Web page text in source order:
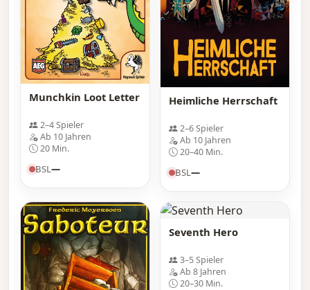
Munchkin Loot Letter
2–4 Spieler
Ab 10 Jahren
20 Min.
BSL—
Heimliche Herrschaft
2–6 Spieler
Ab 10 Jahren
20–40 Min.
BSL—
Seventh Hero
3–5 Spieler
Ab 8 Jahren
20–30 Min.